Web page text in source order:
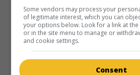
Durée: 97 min.
Some vendors may process your
of legitimate interest, which you can
your options below. Look for a link at
or in the site menu to manage or
and cookie settings.
Consent